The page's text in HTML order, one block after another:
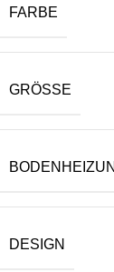
FARBE
GRÖSSE
DESIGN